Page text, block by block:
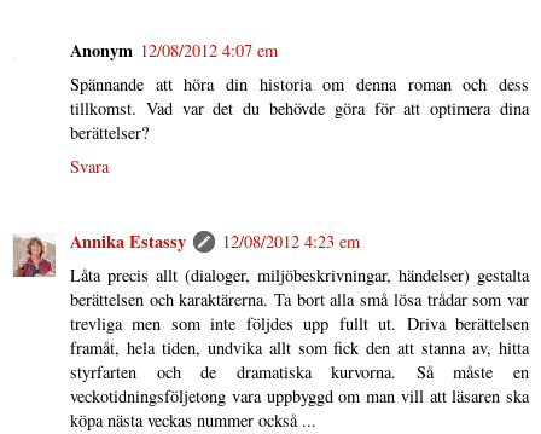
Anonym 12/08/2012 4:07 em
Spännande att höra din historia om denna roman och dess
tillkomst. Vad var det du behövde göra för att optimera dina
berättelser?
Svara
Annika Estassy
12/08/2012 4:23 em
Låta precis allt (dialoger, miljöbeskrivningar, händelser) gestalta
berättelsen och karaktärerna. Ta bort alla små lösa trådar som var
trevliga men som inte följdes upp fullt ut. Driva berättelsen
framåt, hela tiden, undvika allt som fick den att stanna av, hitta
styrfarten och de dramatiska kurvorna. Så måste en
veckotidningsföljetong vara uppbyggd om man vill att läsaren ska
köpa nästa veckas nummer också ...